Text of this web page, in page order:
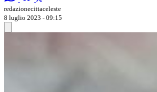
redazionecittaceleste
8 luglio 2023 - 09:15